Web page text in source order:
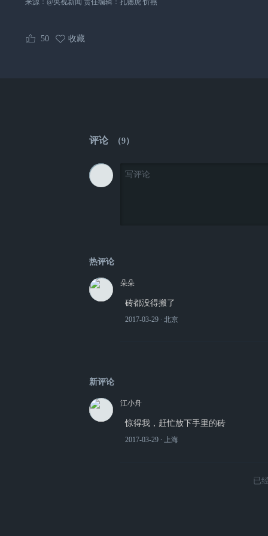
来源：@央视新闻 责任编辑：孔德虎 忻燕
50 收藏
评论 （9）
热评论
朵朵
砖都没得搬了
2017-03-29 ∙ 北京
新评论
江小舟
惊得我，赶忙放下手里的砖
2017-03-29 ∙ 上海
已